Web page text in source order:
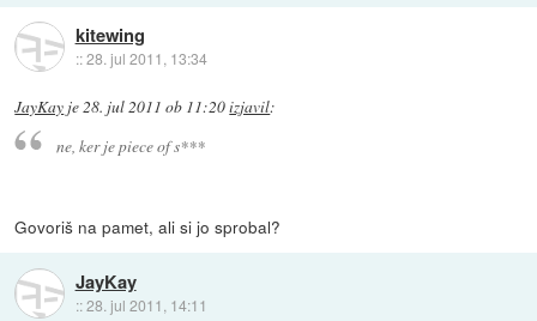
kitewing
::28. jul 2011, 13:34
JayKay je28. jul 2011 ob 11:20izjavil:
ne, ker je piece of s***
Govoriš na pamet, ali si jo sprobal?
JayKay
::28. jul 2011, 14:11